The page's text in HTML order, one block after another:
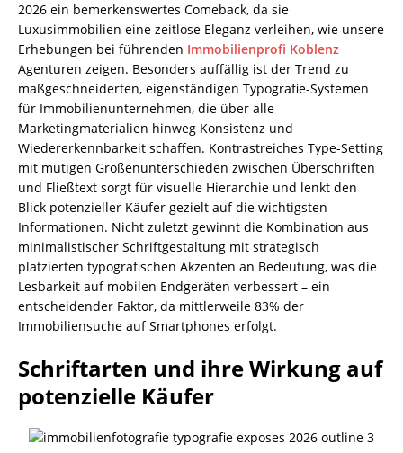
2026 ein bemerkenswertes Comeback, da sie
Luxusimmobilien eine zeitlose Eleganz verleihen, wie unsere
Erhebungen bei führenden Immobilienprofi Koblenz
Agenturen zeigen. Besonders auffällig ist der Trend zu
maßgeschneiderten, eigenständigen Typografie-Systemen
für Immobilienunternehmen, die über alle
Marketingmaterialien hinweg Konsistenz und
Wiedererkennbarkeit schaffen. Kontrastreiches Type-Setting
mit mutigen Größenunterschieden zwischen Überschriften
und Fließtext sorgt für visuelle Hierarchie und lenkt den
Blick potenzieller Käufer gezielt auf die wichtigsten
Informationen. Nicht zuletzt gewinnt die Kombination aus
minimalistischer Schriftgestaltung mit strategisch
platzierten typografischen Akzenten an Bedeutung, was die
Lesbarkeit auf mobilen Endgeräten verbessert – ein
entscheidender Faktor, da mittlerweile 83% der
Immobiliensuche auf Smartphones erfolgt.
Schriftarten und ihre Wirkung auf
potenzielle Käufer